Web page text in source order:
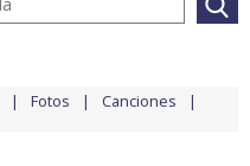
Fotos Canciones